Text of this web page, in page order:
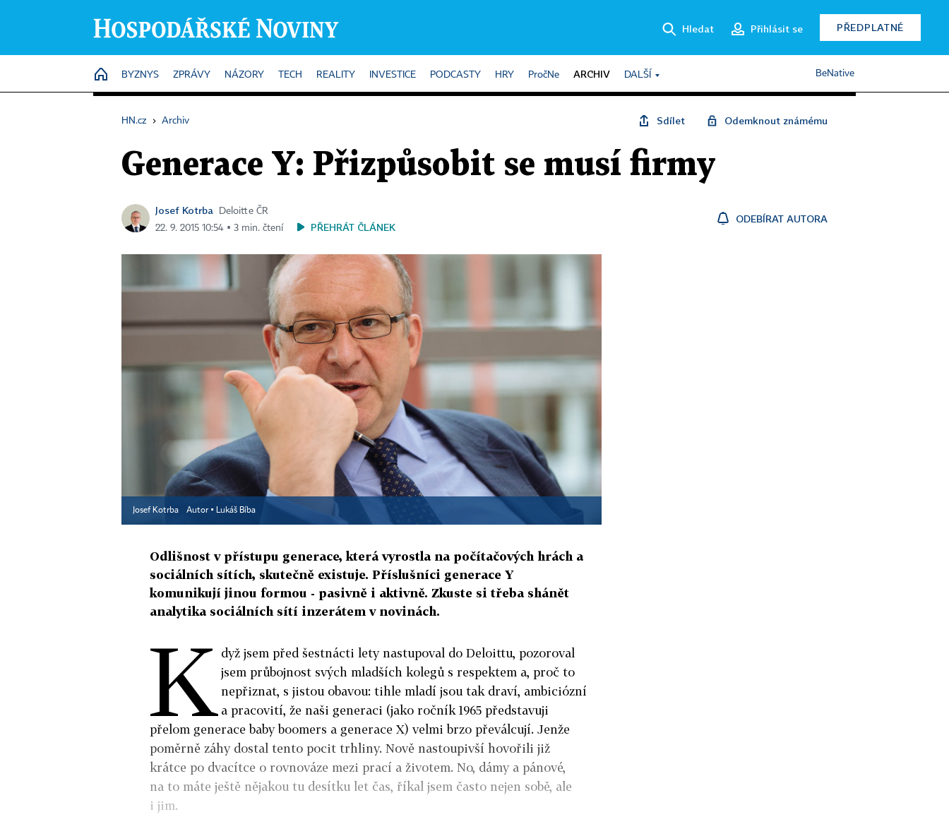
Hledat Přihlásit se PŘEDPLATNÉ
HOME
BYZNYS ZPRÁVY NÁZORY TECH REALITY INVESTICE PODCASTY HRY PročNe ARCHIV DALŠÍ BeNative
HN.cz › Archiv Sdílet Odemknout známému
Generace Y: Přizpůsobit se musí firmy
Josef Kotrba
Deloitte ČR
22. 9. 2015 10:54 ▪ 3 min. čtení
PŘEHRÁT ČLÁNEK
ODEBÍRAT AUTORA
Josef Kotrba Autor ▪ Lukáš Bíba
Odlišnost v přístupu generace, která vyrostla na počítačových hrách a
sociálních sítích, skutečně existuje. Příslušníci generace Y
komunikují jinou formou - pasivně i aktivně. Zkuste si třeba shánět
analytika sociálních sítí inzerátem v novinách.
K dyž jsem před šestnácti lety nastupoval do Deloittu, pozoroval
jsem průbojnost svých mladších kolegů s respektem a, proč to
nepřiznat, s jistou obavou: tihle mladí jsou tak draví, ambiciózní
a pracovití, že naši generaci (jako ročník 1965 představuji
přelom generace baby boomers a generace X) velmi brzo převálcují. Jenže
poměrně záhy dostal tento pocit trhliny. Nově nastoupivší hovořili již
krátce po dvacítce o rovnováze mezi prací a životem. No, dámy a pánové,
na to máte ještě nějakou tu desítku let čas, říkal jsem často nejen sobě, ale
i jim.